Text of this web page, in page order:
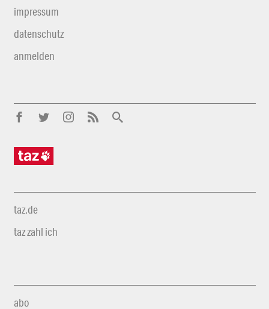
impressum
datenschutz
anmelden
taz.de
taz zahl ich
abo